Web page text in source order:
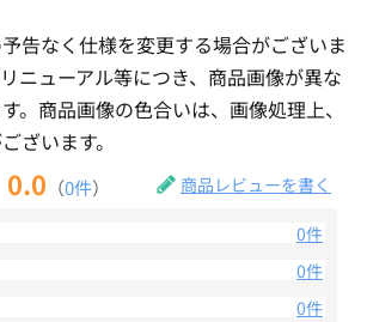
告なく仕様を変更する場合がございま
ニューアル等につき、商品画像が異な
。商品画像の色合いは、画像処理上、
ざいます。
0.0 （0件） 商品レビューを書く
0件
0件
0件